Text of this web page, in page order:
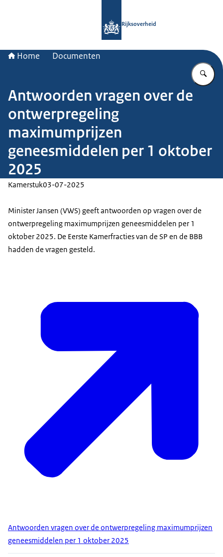
Rijksoverheid
Home Documenten
Antwoorden vragen over de
ontwerpregeling
maximumprijzen
geneesmiddelen per 1 oktober
2025
Kamerstuk03-07-2025
Minister Jansen (VWS) geeft antwoorden op vragen over de
ontwerpregeling maximumprijzen geneesmiddelen per 1
oktober 2025. De Eerste Kamerfracties van de SP en de BBB
hadden de vragen gesteld.
Antwoorden vragen over de ontwerpregeling maximumprijzen
geneesmiddelen per 1 oktober 2025